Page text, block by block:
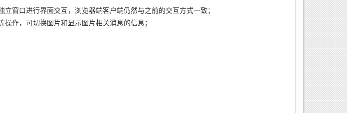
窗口进行界面交互，浏览器端客户端仍然与之前的交互方式一致；
作，可切换图片和显示图片相关消息的信息；